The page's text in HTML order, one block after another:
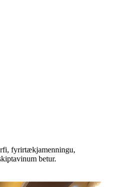
fyrirtækjamenningu,
betur.